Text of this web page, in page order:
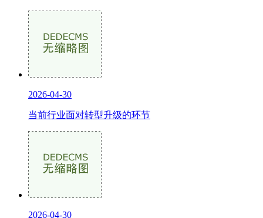
2026-04-30
当前行业面对转型升级的环节
2026-04-30